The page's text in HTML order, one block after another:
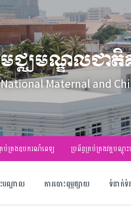
មជ្ឈមណ្ឌលជាតិគ
National Maternal and
រប់គ្រងឧបករណ៍ពេទ្យ ប្រព័ន្ធគ្រប់គ្រងវគ្គបណ្
បណ្តាល ការបោះពុម្ពផ្សាយ ទំនាក់